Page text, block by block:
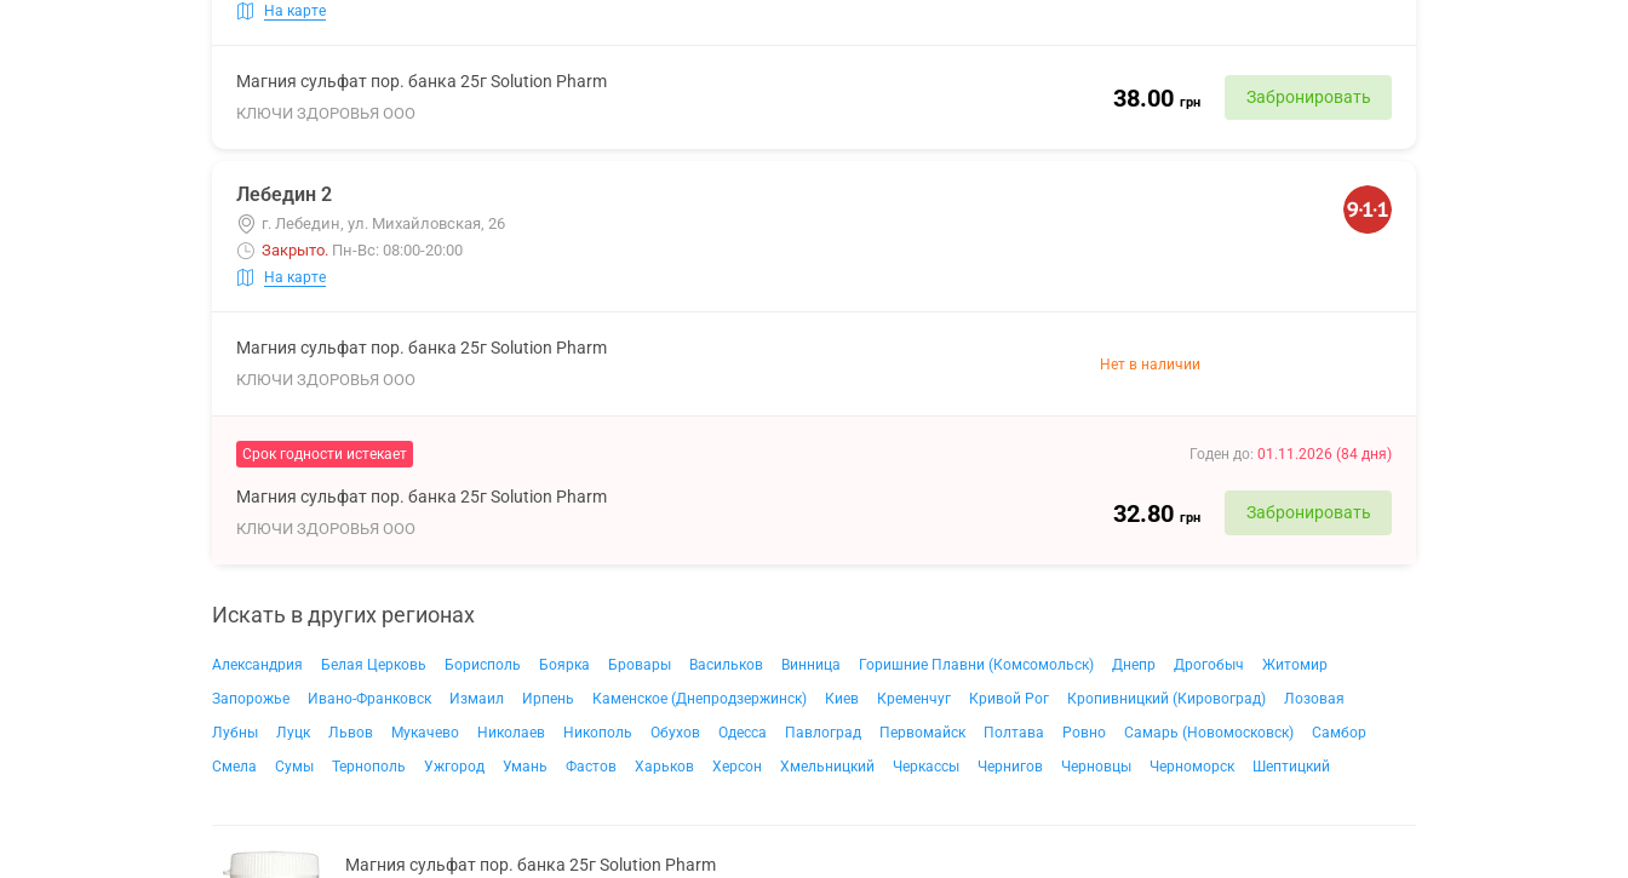
На карте
Магния сульфат пор. банка 25г Solution Pharm
КЛЮЧИ ЗДОРОВЬЯ ООО
38.00 грн Забронировать
Лебедин 2
г. Лебедин, ул. Михайловская, 26
Закрыто. Пн-Вс: 08:00-20:00
На карте
Магния сульфат пор. банка 25г Solution Pharm
КЛЮЧИ ЗДОРОВЬЯ ООО
Нет в наличии
Срок годности истекает Годен до: 01.11.2026 (84 дня)
Магния сульфат пор. банка 25г Solution Pharm
КЛЮЧИ ЗДОРОВЬЯ ООО
32.80 грн Забронировать
Искать в других регионах
Александрия Белая Церковь Борисполь Боярка Бровары Васильков Винница Горишние Плавни (Комсомольск) Днепр Дрогобыч
Житомир
Запорожье
Ивано-Франковск Измаил Ирпень Каменское (Днепродзержинск) Киев Кременчуг Кривой Рог Кропивницкий (Кировоград)
Лозовая
Лубны
Луцк Львов Мукачево Николаев Никополь Обухов Одесса Павлоград Первомайск Полтава Ровно Самарь (Новомосковск)
Самбор
Смела
Сумы Тернополь Ужгород Умань Фастов Харьков Херсон Хмельницкий Черкассы Чернигов Черновцы Черноморск Шептицкий
Магния сульфат пор. банка 25г Solution Pharm